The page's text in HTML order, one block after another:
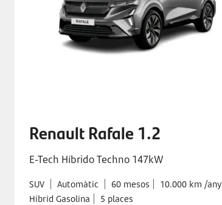
Renault Rafale 1.2
E-Tech Híbrido Techno 147kW
SUV Automàtic 60 mesos 10.000 km /any
Hibrid Gasolina 5 places